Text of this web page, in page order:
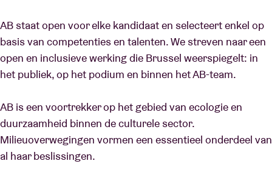
AB staat open voor elke kandidaat en selecteert enkel op
basis van competenties en talenten. We streven naar een
open en inclusieve werking die Brussel weerspiegelt: in
het publiek, op het podium en binnen het AB-team.
AB is een voortrekker op het gebied van ecologie en
duurzaamheid binnen de culturele sector.
Milieuoverwegingen vormen een essentieel onderdeel van
al haar beslissingen.